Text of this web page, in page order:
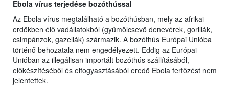
Ebola vírus terjedése bozóthússal
Az Ebola vírus megtalálható a bozóthúsban, mely az afrikai
erdőkben élő vadállatokból (gyümölcsevő denevérek, gorillák,
csimpánzok, gazellák) származik. A bozóthús Európai Unióba
történő behozatala nem engedélyezett. Eddig az Európai
Unióban az illegálisan importált bozóthús szállításából,
előkészítéséből és elfogyasztásából eredő Ebola fertőzést nem
jelentettek.